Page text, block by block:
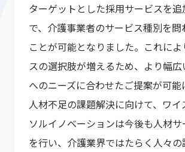
ターゲットとした採用サービスを追
で、介護事業者のサービス種別を問
ことが可能となりました。これに
スの選択肢が増えるため、より幅
へのニーズに合わせたご提案が可能
人材不足の課題解決に向けて、ワイ
ソルイノベーションは今後も人材
を行い、介護業界ではたらく人々